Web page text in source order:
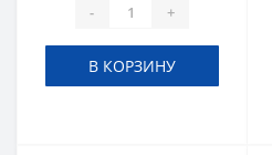
- +
В КОРЗИНУ